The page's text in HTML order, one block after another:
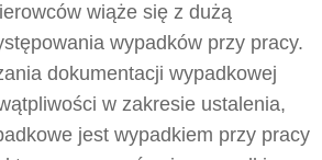
wiąże się z dużą
wypadków przy pracy.
dokumentacji wypadkowej
w zakresie ustalenia,
jest wypadkiem przy pracy